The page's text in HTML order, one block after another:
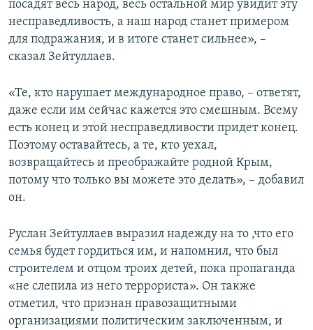
посадят весь народ, весь остальной мир увидит эту
несправедливость, а наш народ станет примером
для подражания, и в итоге станет сильнее», –
сказал Зейтуллаев.
«Те, кто нарушает международное право, – ответят,
даже если им сейчас кажется это смешным. Всему
есть конец и этой несправедливости придет конец.
Поэтому оставайтесь, а те, кто уехал,
возвращайтесь и преображайте родной Крым,
потому что только вы можете это делать», – добавил
он.
Руслан Зейтуллаев выразил надежду на то ,что его
семья будет гордиться им, и напомнил, что был
строителем и отцом троих детей, пока пропаганда
«не слепила из него террориста». Он также
отметил, что признан правозащитными
организациями политическим заключенным, и